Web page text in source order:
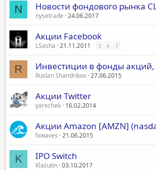
N Новости фондового рынка
nysetrade 24.06.2017
Акции Facebook
LSasha 21.11.2011 5 6 7
R Инвестиции в фонды
Ruslan Shandrikov 27.06.2015
Акции Twitter
yarechek 16.02.2014
Акции Amazon [AMZN]
fxwaves 21.06.2015
K IPO Switch
Klazutin 03.10.2017